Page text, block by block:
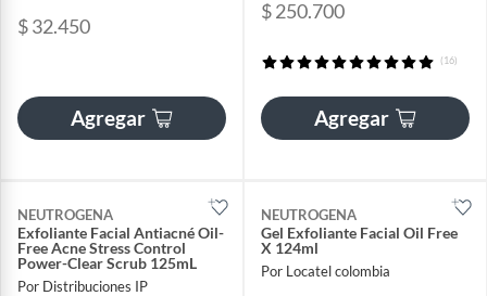
$ 32.450
Agregar
$ 250.700
(16)
Agregar
NEUTROGENA
Exfoliante Facial Antiacné Oil-
Free Acne Stress Control
Power-Clear Scrub 125mL
Por Distribuciones IP
NEUTROGENA
Gel Exfoliante Facial Oil Free
X 124ml
Por Locatel colombia